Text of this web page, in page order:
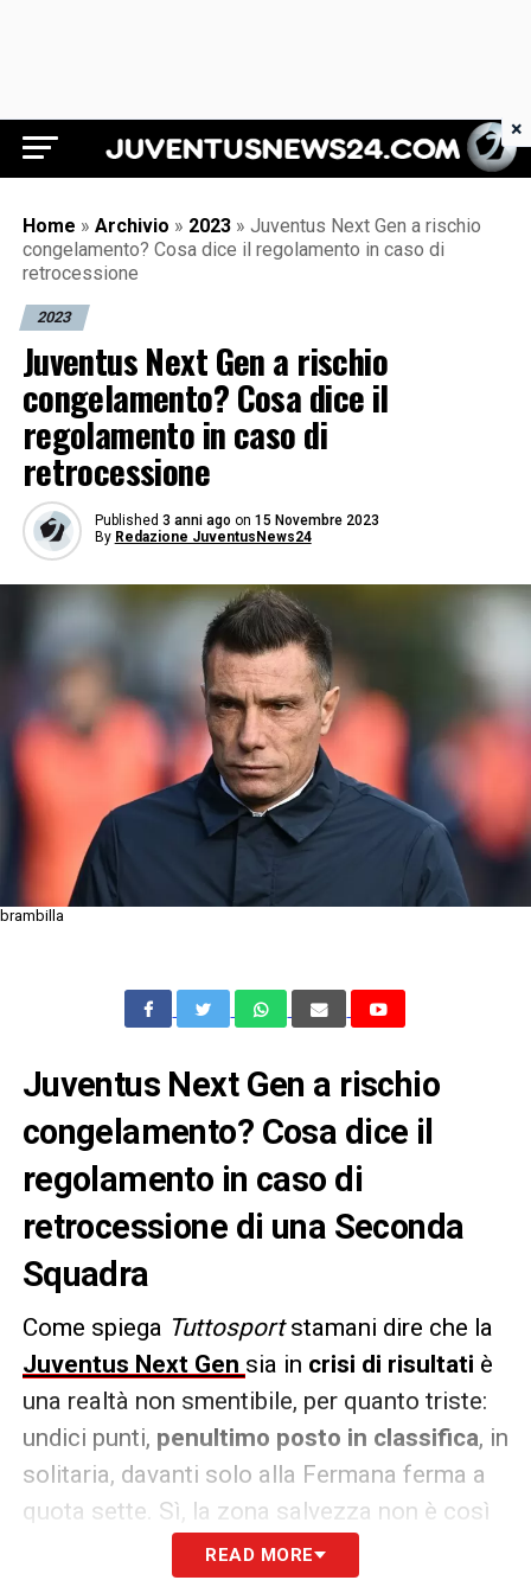
Juventus News 24
Home » Archivio » 2023 » Juventus Next Gen a rischio
congelamento? Cosa dice il regolamento in caso di
retrocessione
2023
Juventus Next Gen a rischio
congelamento? Cosa dice il
regolamento in caso di
retrocessione
Published 3 anni ago on 15 Novembre 2023
By Redazione JuventusNews24
brambilla
Juventus Next Gen a rischio
congelamento? Cosa dice il
regolamento in caso di
retrocessione di una Seconda
Squadra
Come spiega Tuttosportstamani dire che la
Juventus Next Gen sia in crisi di risultati è
una realtà non smentibile, per quanto triste:
undici punti, penultimo posto in classifica, in
solitaria, davanti solo alla Fermana ferma a
quota sette. Sì, la zona salvezza non è così
lontana, però le perplessità stavolta sono
anche tecniche: ogni anno la squadra si deve
READ MORE
×